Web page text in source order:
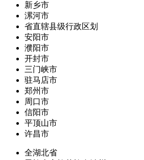
新乡市
漯河市
省直辖县级行政区划
安阳市
濮阳市
开封市
三门峡市
驻马店市
郑州市
周口市
信阳市
平顶山市
许昌市
全湖北省